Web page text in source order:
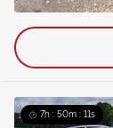
7h : 50m : 10s